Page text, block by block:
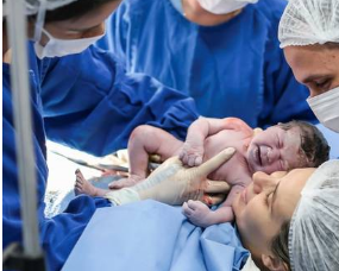
1634 0